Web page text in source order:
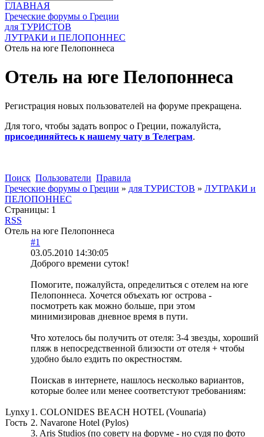
ГЛАВНАЯ
Греческие форумы о Греции
для ТУРИСТОВ
ЛУТРАКИ и ПЕЛОПОННЕС
Отель на юге Пелопоннеса
Отель на юге Пелопоннеса
Регистрация новых пользователей на форуме прекращена.
Для того, чтобы задать вопрос о Греции, пожалуйста,
присоединяйтесь к нашему чату в Телеграм.
Поиск Пользователи Правила
Греческие форумы о Греции » для ТУРИСТОВ » ЛУТРАКИ и
ПЕЛОПОННЕС
Страницы: 1
RSS
Отель на юге Пелопоннеса
Lynxy
Гость
#1
03.05.2010 14:30:05
Доброго времени суток!
Помогите, пожалуйста, определиться с отелем на юге
Пелопоннеса. Хочется объехать юг острова -
посмотреть как можно больше, при этом
минимизировав дневное время в пути.
Что хотелось бы получить от отеля: 3-4 звезды, хороший
пляж в непосредственной близости от отеля + чтобы
удобно было ездить по окрестностям.
Поискав в интернете, нашлось несколько вариантов,
которые более или менее соответстуют требованиям:
1. COLONIDES BEACH HOTEL (Vounaria)
2. Navarone Hotel (Pylos)
3. Aris Studios (по совету на форуме - но судя по фото